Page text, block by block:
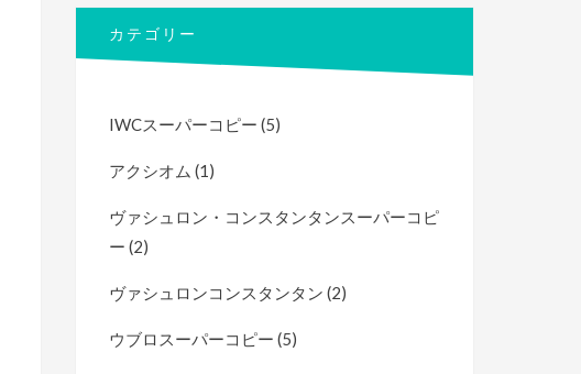
カテゴリー
IWCスーパーコピー (5)
アクシオム (1)
ヴァシュロン・コンスタンタンスーパーコピ
ー (2)
ヴァシュロンコンスタンタン (2)
ウブロスーパーコピー (5)